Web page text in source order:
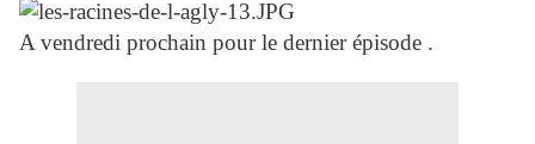
A vendredi prochain pour le dernier épisode .